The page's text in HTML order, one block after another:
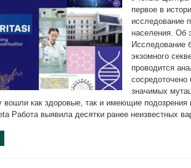
первое в
исследование
населения. Об
Исследование
экзомного
проводится
сосредоточено
значимых
вошли как здоровые, так и имеющие подозрения
Работа выявила десятки ранее неизвестных